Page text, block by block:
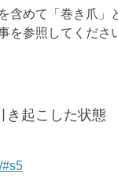
含めて「巻き爪」
を参照してくださ
き起こした状態
#s5